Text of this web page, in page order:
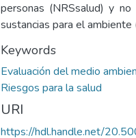
personas (NRSsalud) y
sustancias para el ambiente
Keywords
Evaluación del medio
Riesgos para la salud
URI
https://hdl.handle.net/